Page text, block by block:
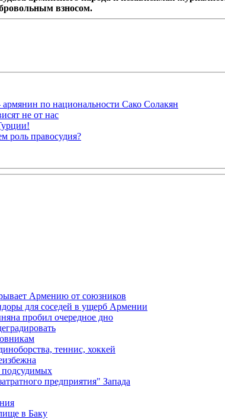
взносом.
по национальности Сако Солакян
не от нас
роль правосудия?
Армению от союзников
для соседей в ущерб Армении
пробил очередное дно
теннис, хоккей
подсудимых
предприятия" Запада
в Баку